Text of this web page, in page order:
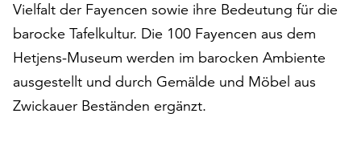
jederzeit
ändern
und
widerrufen.
Dafür
steht
Vielfalt der Fayencen sowie ihre Bedeutung für die
barocke Tafelkultur. Die 100 Fayencen aus dem
Hetjens-Museum werden im barocken Ambiente
ausgestellt und durch Gemälde und Möbel aus
Zwickauer Beständen ergänzt.